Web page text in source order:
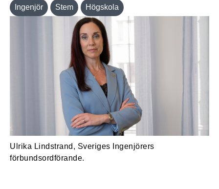
Ingenjör Stem Högskola
Ulrika Lindstrand, Sveriges Ingenjörers
förbundsordförande.